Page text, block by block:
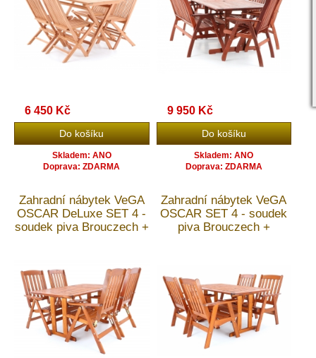
6 450 Kč
Skladem: ANO
Doprava: ZDARMA
9 950 Kč
Skladem: ANO
Doprava: ZDARMA
Zahradní nábytek VeGA
OSCAR DeLuxe SET 4 -
soudek piva Brouczech +
Zahradní nábytek VeGA
OSCAR SET 4 - soudek
piva Brouczech +